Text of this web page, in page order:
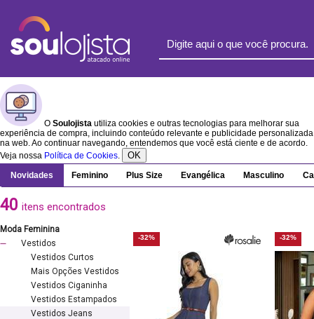
O Soulojista utiliza cookies e outras tecnologias para melhorar sua
experiência de compra, incluindo conteúdo relevante e publicidade personalizada
na web. Ao continuar navegando, entendemos que você está ciente e de acordo.
Veja nossa Política de Cookies. OK
Novidades Feminino Plus Size Evangélica Masculino
40 itens encontrados
Moda Feminina
Vestidos
Vestidos Curtos
Mais Opções Vestidos
Vestidos Ciganinha
Vestidos Estampados
Vestidos Jeans
-32% -32%